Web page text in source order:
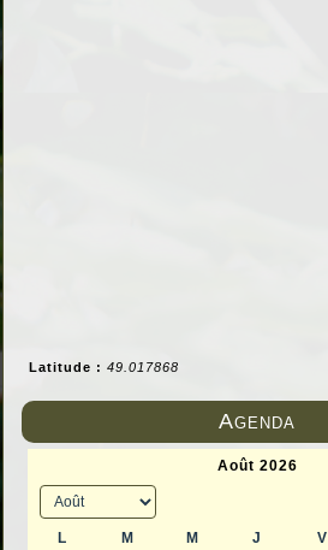
Latitude : 49.017868
Agenda